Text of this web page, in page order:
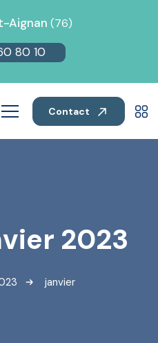
Aignan (76)
80 10
Contact
2023
janvier